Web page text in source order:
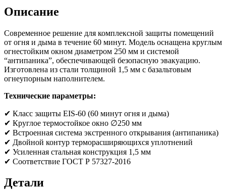
Описание
Современное решение для комплексной защиты помещений
от огня и дыма в течение 60 минут. Модель оснащена круглым
огнестойким окном диаметром 250 мм и системой
“антипаника”, обеспечивающей безопасную эвакуацию.
Изготовлена из стали толщиной 1,5 мм с базальтовым
огнеупорным наполнителем.
Технические параметры:
✔ Класс защиты EIS-60 (60 минут огня и дыма)
✔ Круглое термостойкое окно ∅250 мм
✔ Встроенная система экстренного открывания (антипаника)
✔ Двойной контур терморасширяющихся уплотнений
✔ Усиленная стальная конструкция 1,5 мм
✔ Соответствие ГОСТ Р 57327-2016
Детали